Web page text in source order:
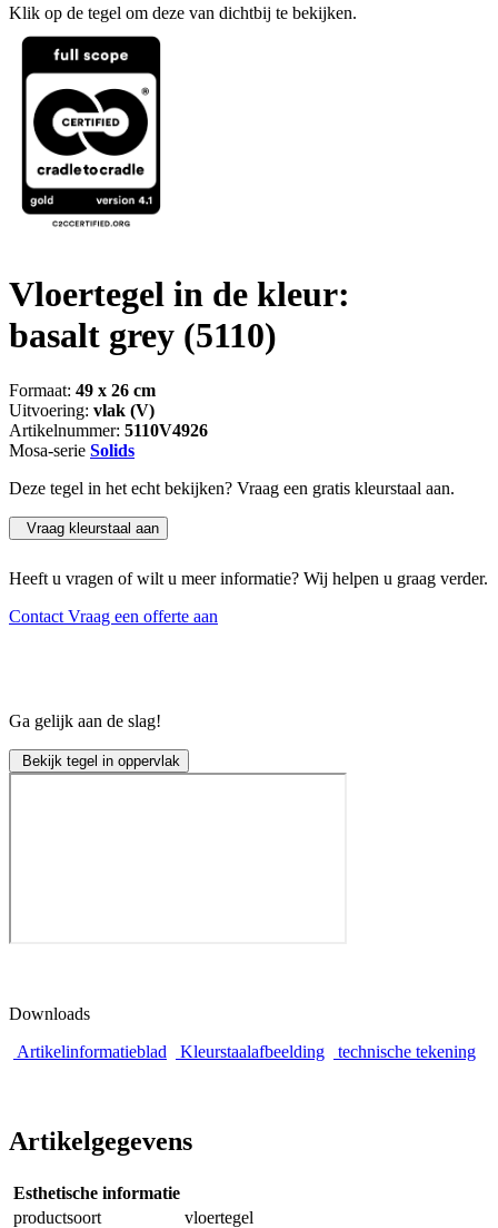
Klik op de tegel om deze van dichtbij te bekijken.
Vloertegel in de kleur:
basalt grey (5110)
Formaat: 49 x 26 cm
Uitvoering: vlak (V)
Artikelnummer: 5110V4926
Mosa-serie Solids
Deze tegel in het echt bekijken? Vraag een gratis kleurstaal aan.
Vraag kleurstaal aan
Heeft u vragen of wilt u meer informatie? Wij helpen u graag verder.
Contact Vraag een offerte aan
Ga gelijk aan de slag!
Bekijk tegel in oppervlak
Downloads
Artikelinformatieblad
Kleurstaalafbeelding technische tekening
Artikelgegevens
Esthetische informatie
productsoort
vloertegel